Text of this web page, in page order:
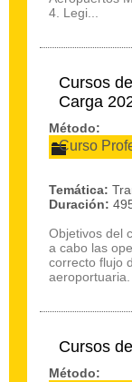
4. Legi...
Cursos
Carga
Método:
Curso
Temática:
Duración:
Objetivos del
a cabo las
correcto flujo
aeroportuaria.
Cursos
Método: